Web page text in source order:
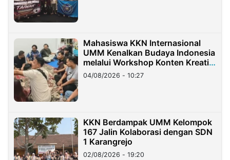
Mahasiswa KKN Internasional
UMM Kenalkan Budaya Indonesia
melalui Workshop Konten Kreatif
di Taiwan
04/08/2026 - 10:27
KKN Berdampak UMM Kelompok
167 Jalin Kolaborasi dengan SDN
1 Karangrejo
02/08/2026 - 19:20